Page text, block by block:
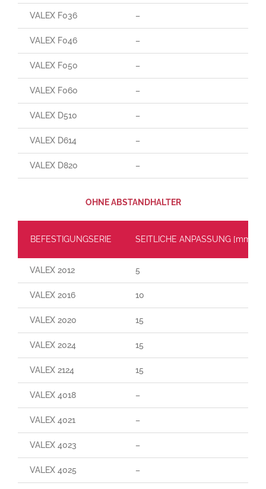
VALEX F036 –
VALEX F046 –
VALEX F050 –
VALEX F060 –
VALEX D510 –
VALEX D614 –
VALEX D820 –
OHNE ABSTANDHALTER
BEFESTIGUNGSERIE SEITLICHE ANPASSUNG [mm]
VALEX 2012 5
VALEX 2016 10
VALEX 2020 15
VALEX 2024 15
VALEX 2124 15
VALEX 4018 –
VALEX 4021 –
VALEX 4023 –
VALEX 4025 –